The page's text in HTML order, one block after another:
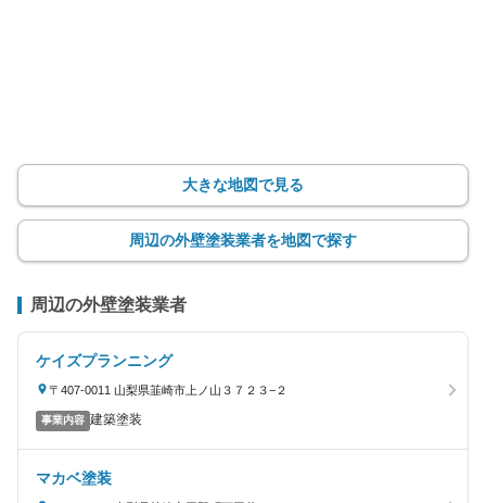
大きな地図で見る
周辺の外壁塗装業者を地図で探す
周辺の外壁塗装業者
ケイズプランニング
〒407-0011 山梨県韮崎市上ノ山３７２３−２
事業内容 建築塗装
マカベ塗装